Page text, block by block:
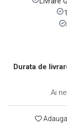
Durata de
Ai